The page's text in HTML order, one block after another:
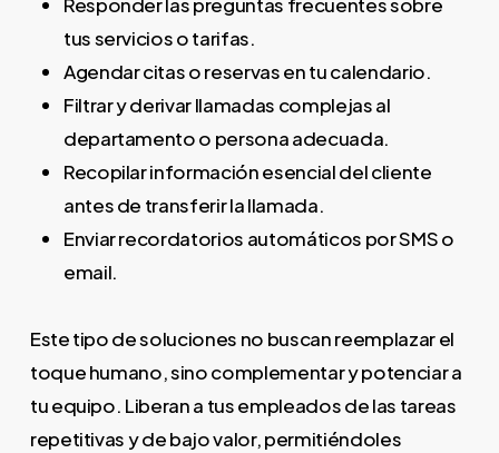
tus servicios o tarifas.
Agendar citas o reservas en tu calendario.
Filtrar y derivar llamadas complejas al
departamento o persona adecuada.
Recopilar información esencial del cliente
antes de transferir la llamada.
Enviar recordatorios automáticos por SMS o
email.
Este tipo de soluciones no buscan reemplazar el
toque humano, sino complementar y potenciar a
tu equipo. Liberan a tus empleados de las tareas
repetitivas y de bajo valor, permitiéndoles